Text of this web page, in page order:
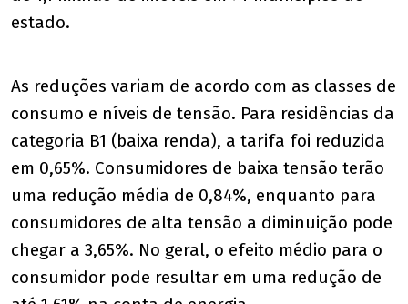
estado.
As reduções variam de acordo com as classes de
consumo e níveis de tensão. Para residências da
categoria B1 (baixa renda), a tarifa foi reduzida
em 0,65%. Consumidores de baixa tensão terão
uma redução média de 0,84%, enquanto para
consumidores de alta tensão a diminuição pode
chegar a 3,65%. No geral, o efeito médio para o
consumidor pode resultar em uma redução de